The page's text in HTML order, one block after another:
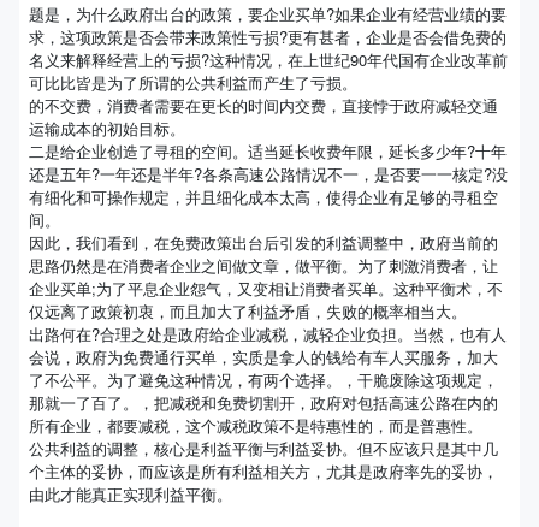
题是，为什么政府出台的政策，要企业买单?如果企业有经营业绩的要
求，这项政策是否会带来政策性亏损?更有甚者，企业是否会借免费的
名义来解释经营上的亏损?这种情况，在上世纪90年代国有企业改革前
可比比皆是为了所谓的公共利益而产生了亏损。
的不交费，消费者需要在更长的时间内交费，直接悖于政府减轻交通
运输成本的初始目标。
二是给企业创造了寻租的空间。适当延长收费年限，延长多少年?十年
还是五年?一年还是半年?各条高速公路情况不一，是否要一一核定?没
有细化和可操作规定，并且细化成本太高，使得企业有足够的寻租空
间。
因此，我们看到，在免费政策出台后引发的利益调整中，政府当前的
思路仍然是在消费者企业之间做文章，做平衡。为了刺激消费者，让
企业买单;为了平息企业怨气，又变相让消费者买单。这种平衡术，不
仅远离了政策初衷，而且加大了利益矛盾，失败的概率相当大。
出路何在?合理之处是政府给企业减税，减轻企业负担。当然，也有人
会说，政府为免费通行买单，实质是拿人的钱给有车人买服务，加大
了不公平。为了避免这种情况，有两个选择。，干脆废除这项规定，
那就一了百了。，把减税和免费切割开，政府对包括高速公路在内的
所有企业，都要减税，这个减税政策不是特惠性的，而是普惠性。
公共利益的调整，核心是利益平衡与利益妥协。但不应该只是其中几
个主体的妥协，而应该是所有利益相关方，尤其是政府率先的妥协，
由此才能真正实现利益平衡。